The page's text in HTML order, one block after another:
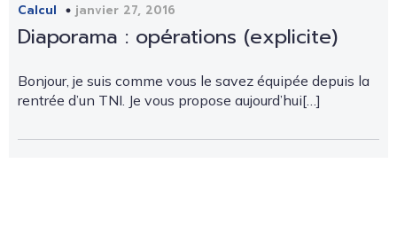
Calcul janvier 27, 2016
Diaporama : opérations (explicite)
Bonjour, je suis comme vous le savez équipée depuis la
rentrée d’un TNI. Je vous propose aujourd’hui[…]